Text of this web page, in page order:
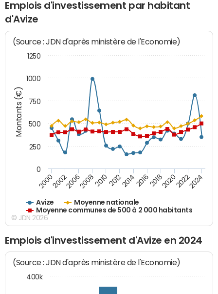
Emplois d'investissement par habitant
d'Avize
Montants (€)
(Source : JDN d'après ministère de l'Economie)
Avize
Moyenne nationale
Moyenne communes de 500 à 2 000 habitants
200020022006200820102012201420162018202020222024
0
250
500
750
1000
1250
© JDN 2026
Emplois d'investissement d'Avize en 2024
(Source : JDN d'après ministère de l'Economie)
400k